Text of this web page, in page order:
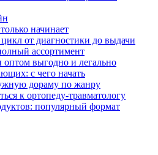
начинает
от диагностики до выдачи
ассортимент
оптом выгодно и легально
с чего начать
дораму по жанру
к ортопеду-травматологу
популярный формат